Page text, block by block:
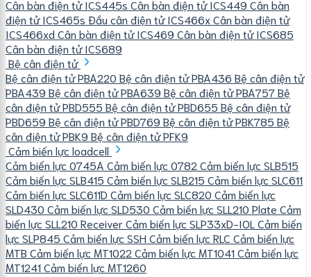
Cân bàn điện tử ICS445s Cân bàn điện tử ICS449 Cân bàn
điện tử ICS465s Đầu cân điện tử ICS466xCân bàn điện tử
ICS466xd Cân bàn điện tử ICS469 Cân bàn điện tử ICS685
Cân bàn điện tử ICS689
Bệ cân điện tử
Bệ cân điện tử PBA220 Bệ cân điện tử PBA436 Bệ cân điện tử
PBA439 Bệ cân điện tử PBA639 Bệ cân điện tử PBA757Bệ
cân điện tử PBD555 Bệ cân điện tử PBD655 Bệ cân điện tử
PBD659 Bệ cân điện tử PBD769 Bệ cân điện tử PBK785 Bệ
cân điện tử PBK9 Bệ cân điện tử PFK9
Cảm biến lực loadcell
Cảm biến lực 0745A Cảm biến lực 0782 Cảm biến lực SLB515
Cảm biến lực SLB415 Cảm biến lực SLB215 Cảm biến lực SLC611
Cảm biến lực SLC611D Cảm biến lực SLC820 Cảm biến lực
SLD430 Cảm biến lực SLD530 Cảm biến lực SLL210 Plate Cảm
biến lực SLL210 ReceiverCảm biến lực SLP33xD-IOL Cảm biến
lực SLP845 Cảm biến lực SSH Cảm biến lực RLC Cảm biến lực
MTB Cảm biến lực MT1022 Cảm biến lực MT1041Cảm biến lực
MT1241Cảm biến lực MT1260